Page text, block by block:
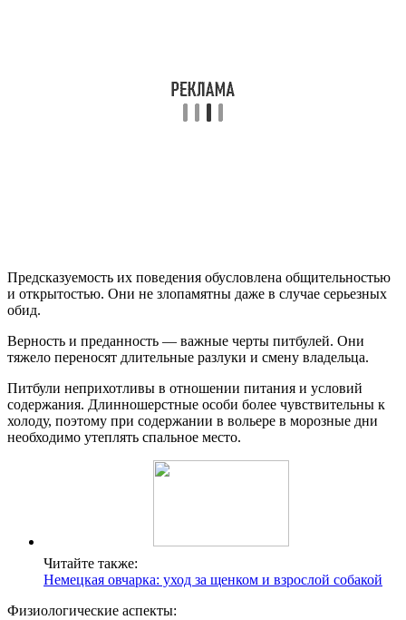
Предсказуемость их поведения обусловлена общительностью
и открытостью. Они не злопамятны даже в случае серьезных
обид.
Верность и преданность — важные черты питбулей. Они
тяжело переносят длительные разлуки и смену владельца.
Питбули неприхотливы в отношении питания и условий
содержания. Длинношерстные особи более чувствительны к
холоду, поэтому при содержании в вольере в морозные дни
необходимо утеплять спальное место.
Читайте также:
Немецкая овчарка: уход за щенком и взрослой собакой
Физиологические аспекты: